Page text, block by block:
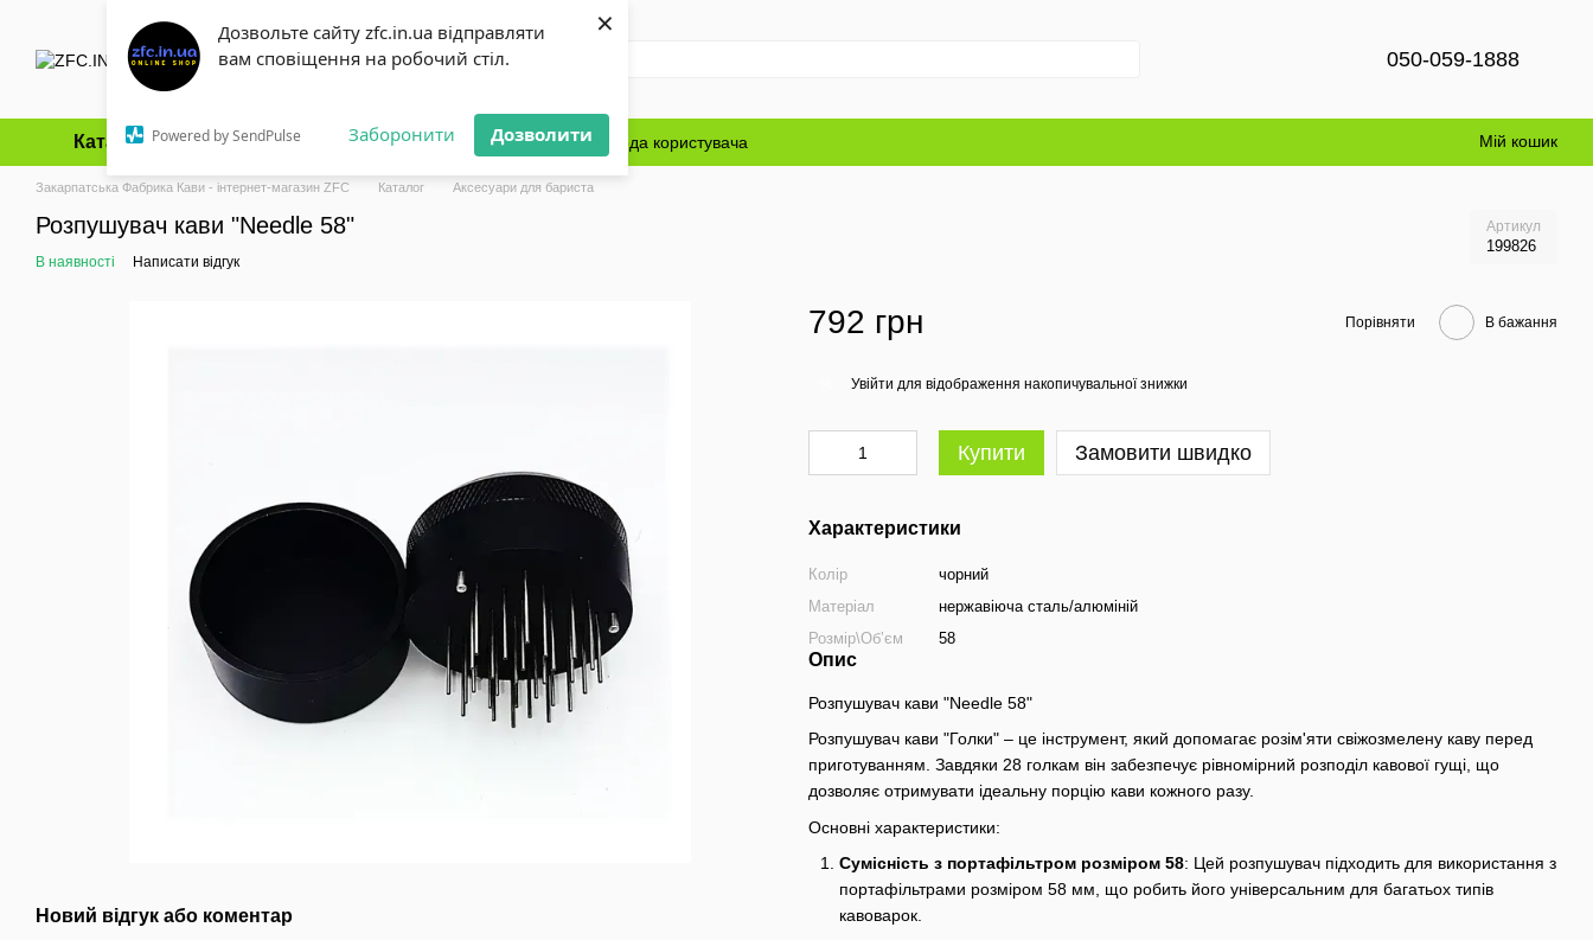
Дозвольте сайту zfc.in.ua відправляти
вам сповіщення на робочий стіл.
Powered by SendPulse Заборонити Дозволити
×
Перейти до основного контенту
050-059-1888
Каталог Оплата і доставка Обмін та повернення Блог Угода користувача Мій кошик
Закарпатська Фабрика Кави - інтернет-магазин ZFC Каталог Аксесуари для бариста
Розпушувач кави "Needle 58" Артикул
199826
В наявності Написати відгук
Новий відгук або коментар
792 грн Порівняти В бажання
Увійти для відображення накопичувальної знижки
Купити Замовити швидко
Характеристики
Колір
чорний
Матеріал
нержавіюча сталь/алюміній
Розмір\Обʼєм
58
Опис
Розпушувач кави "Needle 58"
Розпушувач кави "Голки" – це інструмент, який допомагає розім'яти свіжозмелену каву перед
приготуванням. Завдяки 28 голкам він забезпечує рівномірний розподіл кавової гущі, що
дозволяє отримувати ідеальну порцію кави кожного разу.
Основні характеристики:
Сумісність з портафільтром розміром 58: Цей розпушувач підходить для використання з
портафільтрами розміром 58 мм, що робить його універсальним для багатьох типів
кавоварок.